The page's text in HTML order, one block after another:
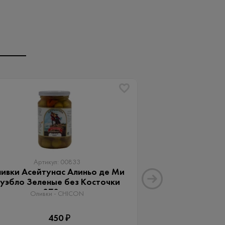
Артикул: 00833
Асейтунас Алиньо де Ми
Зеленые без Косточки
370 мл
Оливки - CHICON
450 ₽